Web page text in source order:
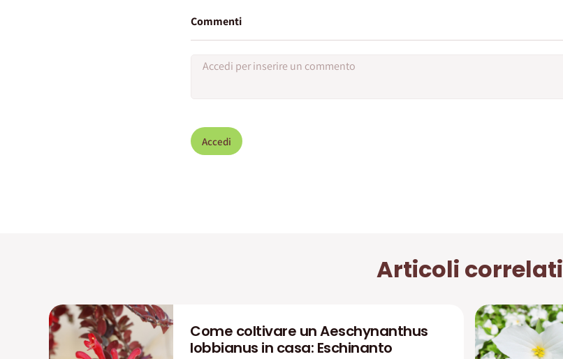
Commenti
Accedi
Articoli correlati
Come coltivare un Aeschynanthus
lobbianus in casa: Eschinanto